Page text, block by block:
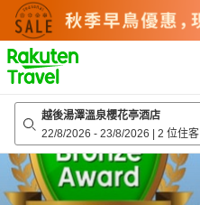
to
top
page
越後湯澤溫泉櫻花亭酒店
22/8/2026 - 23/8/2026 | 2 位住客